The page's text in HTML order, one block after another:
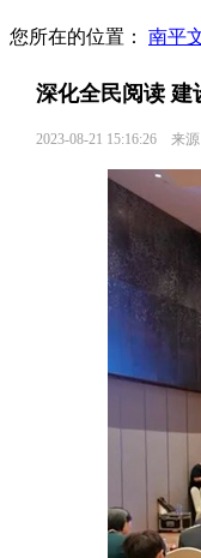
您所在的位置： 南平
深化全民阅读 建
2023-08-21 15:16:26 来